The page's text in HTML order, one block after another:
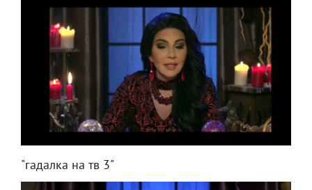
"гадалка на тв 3"